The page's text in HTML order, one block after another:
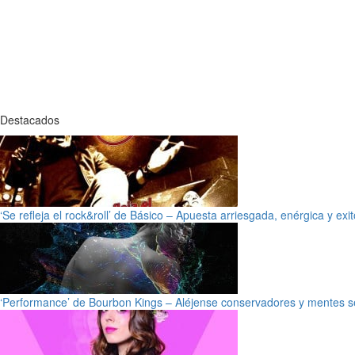
Destacados
‘Se refleja el rock&roll’ de Básico – Apuesta arriesgada, enérgica y
‘Performance’ de Bourbon Kings – Aléjense conservadores y mentes